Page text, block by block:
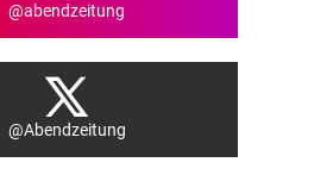
@abendzeitung
@Abendzeitung